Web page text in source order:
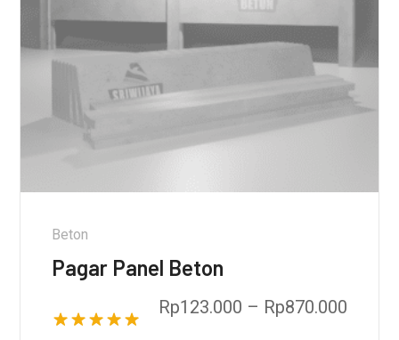
Beton
Pagar Panel Beton
Rp123.000 – Rp870.000